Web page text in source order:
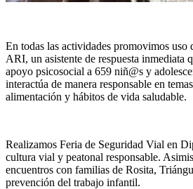
En todas las actividades promovimos
ARI, un asistente de respuesta inmediata
apoyo psicosocial a 659 niñ@s y
interactúa de manera responsable en
alimentación y hábitos de vida saludable.
Realizamos Feria de Seguridad Vial en
cultura vial y peatonal responsable.
encuentros con familias de Rosita,
prevención del trabajo infantil.